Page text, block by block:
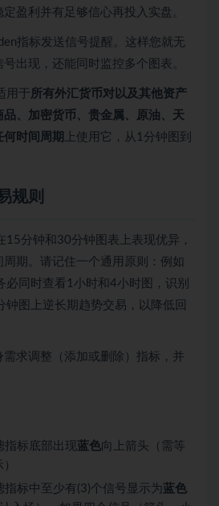
盈利并有足够信心再投入实盘。
指标发送信号提醒。这样您就无
出现，还能同时监控多个图表。
用于 所有外汇货币对以及其他资产
、加密货币、贵金属、原油、天
何时间周期
上使用它，从1分钟图到
规则
15分钟和30分钟图表上表现优异，
期。请记住一个通用原则：例如
必同时查看1小时和4小时图，识别
图上逆长期趋势交易，以降低回
求调整（添加或删除）指标，并
指标底部出现蓝色向上箭头（需等
指标中至少有(3)个信号显示为 蓝色